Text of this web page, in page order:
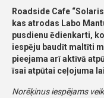
Roadside Cafe
kas atrodas Labo
pusdienu ēdienkarti,
iespēju baudīt maltīti
pieejama arī aktīvā
īsai atpūtai ceļojuma
Norēķinus iespējams